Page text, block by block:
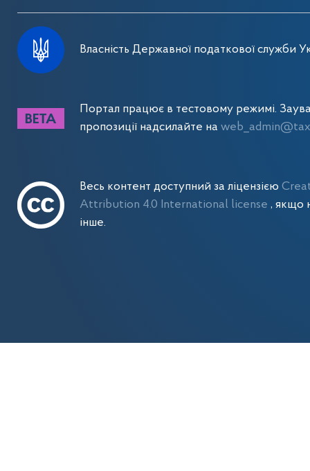
Власність Державної податкової служби
Портал працює в тестовому режимі.
пропозиції надсилайте на
Весь контент доступний за ліцензією
Attribution 4.0 International license , якщо
інше.